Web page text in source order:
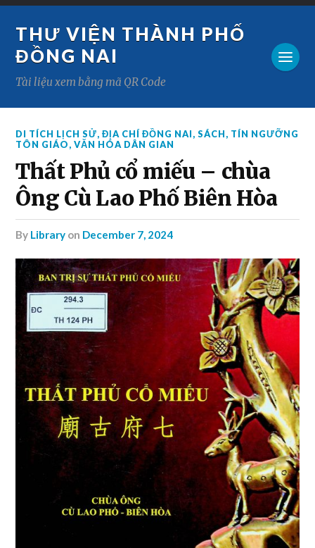
THƯ VIỆN THÀNH PHỐ
ĐỒNG NAI
Tài liệu xem bằng mã QR Code
DI TÍCH LỊCH SỬ,ĐỊA CHÍ ĐỒNG NAI,SÁCH, TÍN NGƯỠNG
TÔN GIÁO,VĂN HÓA DÂN GIAN
Thất Phủ cổ miếu – chùa
Ông Cù Lao Phố Biên Hòa
by Library on December 7, 2024